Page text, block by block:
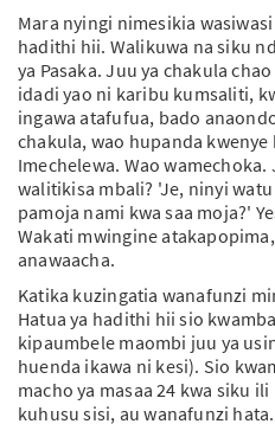
Mara nyingi nimesikia
hadithi hii. Walikuwa na siku
ya Pasaka. Juu ya chakula
idadi yao ni karibu kumsaliti,
ingawa atafufua, bado
chakula, wao hupanda kwenye
Imechelewa. Wao
walitikisa mbali? 'Je, ninyi
pamoja nami kwa saa moja?'
Wakati mwingine
anawaacha.
Katika kuzingatia wanafunzi
Hatua ya hadithi hii sio
kipaumbele maombi juu ya
huenda ikawa ni kesi). Sio
macho ya masaa 24 kwa siku
kuhusu sisi, au wanafunzi